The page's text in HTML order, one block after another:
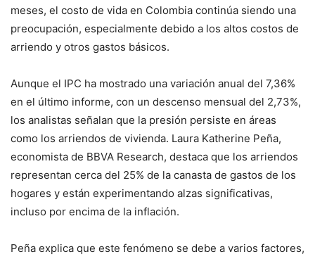
meses, el costo de vida en Colombia continúa siendo una
preocupación, especialmente debido a los altos costos de
arriendo y otros gastos básicos.
Aunque el IPC ha mostrado una variación anual del 7,36%
en el último informe, con un descenso mensual del 2,73%,
los analistas señalan que la presión persiste en áreas
como los arriendos de vivienda. Laura Katherine Peña,
economista de BBVA Research, destaca que los arriendos
representan cerca del 25% de la canasta de gastos de los
hogares y están experimentando alzas significativas,
incluso por encima de la inflación.
Peña explica que este fenómeno se debe a varios factores,